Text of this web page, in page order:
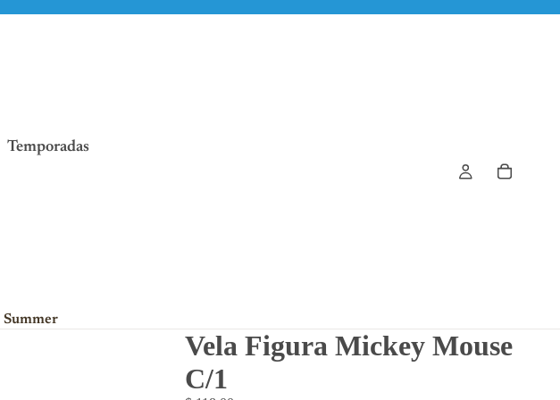
Temporadas
Summer
Vela Figura Mickey Mouse
C/1